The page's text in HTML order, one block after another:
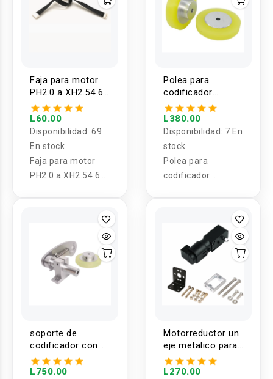
Faja para motor
PH2.0 a XH2.54 6
PINES 35cm
L60.00
Disponibilidad: 69
En stock
Faja para motor
PH2.0 a XH2.54 6
Polea para
codificador
rotatorio 80mm
L380.00
Disponibilidad: 7 En
stock
Polea para
codificador
soporte de
codificador con
polea de 200mm
L750.00
Motorreductor un
eje metalico para
carrito robot 3-6V
y Soporte
L270.00